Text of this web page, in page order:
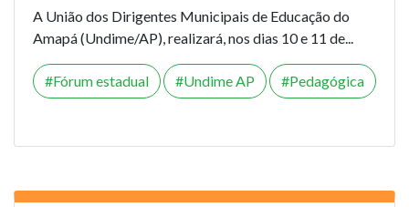
A União dos Dirigentes Municipais de Educação do
Amapá (Undime/AP), realizará, nos dias 10 e 11 de...
Fórum estadual Undime AP Pedagógica